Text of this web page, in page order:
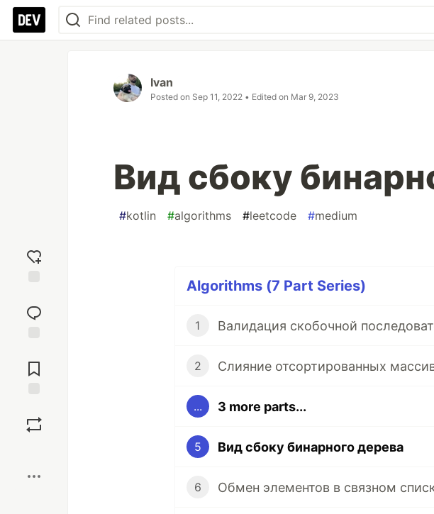
reaction
Comments
Ivan
Posted on Sep 11, 2022 • Edited on Mar 9, 2023
Вид сбоку
#kotlin #algorithms #leetcode #medium
Algorithms (7 Part Series)
1 Валидация скобочной
2 Слияние отсортированных
... 3 more parts...
5 Вид сбоку бинарного дерева
6 Обмен элементов в связном